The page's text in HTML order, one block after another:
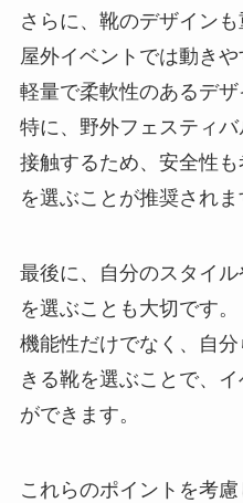
さらに、靴のデザインも
屋外イベントでは動きや
軽量で柔軟性のあるデザ
特に、野外フェスティ
接触するため、安全性
を選ぶことが推奨されま
最後に、自分のスタイ
を選ぶことも大切です。
機能性だけでなく、自
きる靴を選ぶことで、
ができます。
これらのポイントを考